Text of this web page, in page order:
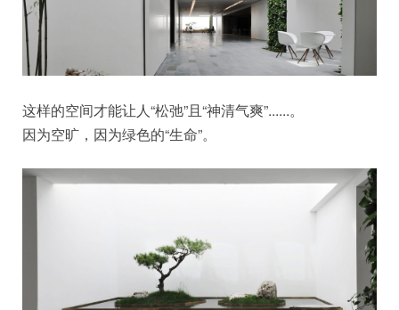
这样的空间才能让人“松弛”且“神清气爽”......。
因为空旷，因为绿色的“生命”。